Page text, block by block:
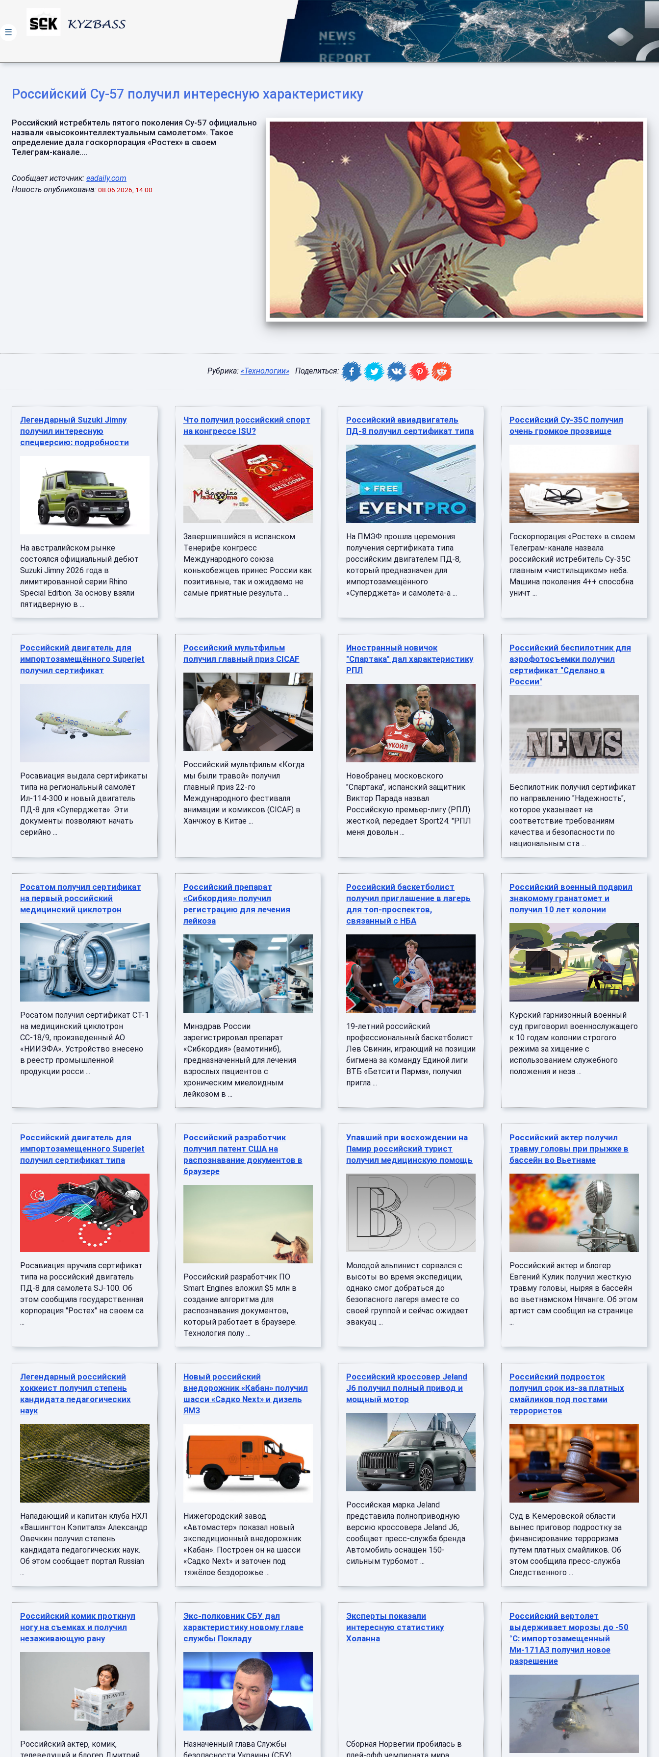
Российский Су-57 получил интересную характеристику
Российский истребитель пятого поколения Су-57 официально
назвали «высокоинтеллектуальным самолетом». Такое
определение дала госкорпорация «Ростех» в своем
Телеграм-канале....
Сообщает источник: eadaily.com
Новость опубликована: 08.06.2026, 14:00
Рубрика: «Технологии» Поделиться:
Легендарный Suzuki Jimny
получил интересную
спецверсию: подробности
На австралийском рынке
состоялся официальный дебют
Suzuki Jimny 2026 года в
лимитированной серии Rhino
Special Edition. За основу взяли
пятидверную в ...
Что получил российский спорт
на конгрессе ISU?
Завершившийся в испанском
Тенерифе конгресс
Международного союза
конькобежцев принес России как
позитивные, так и ожидаемо не
самые приятные результа ...
Российский авиадвигатель
ПД-8 получил сертификат типа
На ПМЭФ прошла церемония
получения сертификата типа
российским двигателем ПД-8,
который предназначен для
импортозамещённого
«Суперджета» и самолёта-а ...
Российский Су-35С получил
очень громкое прозвище
Госкорпорация «Ростех» в своем
Телеграм-канале назвала
российский истребитель Су-35С
главным «чистильщиком» неба.
Машина поколения 4++ способна
уничт ...
Российский двигатель для
импортозамещённого Superjet
получил сертификат
Росавиация выдала сертификаты
типа на региональный самолёт
Ил-114-300 и новый двигатель
ПД-8 для «Суперджета». Эти
документы позволяют начать
серийно ...
Российский мультфильм
получил главный приз CICAF
Российский мультфильм «Когда
мы были травой» получил
главный приз 22-го
Международного фестиваля
анимации и комиксов (CICAF) в
Ханчжоу в Китае ...
Иностранный новичок
"Спартака" дал характеристику
РПЛ
Новобранец московского
"Спартака", испанский защитник
Виктор Парада назвал
Российскую премьер-лигу (РПЛ)
жесткой, передает Sport24. "РПЛ
меня довольн ...
Российский беспилотник для
аэрофотосъемки получил
сертификат "Сделано в
России"
Беспилотник получил сертификат
по направлению "Надежность",
которое указывает на
соответствие требованиям
качества и безопасности по
национальным ста ...
Росатом получил сертификат
на первый российский
медицинский циклотрон
Росатом получил сертификат СТ-1
на медицинский циклотрон
СС-18/9, произведенный АО
«НИИЭФА». Устройство внесено
в реестр промышленной
продукции росси ...
Российский препарат
«Сибкордия» получил
регистрацию для лечения
лейкоза
Минздрав России
зарегистрировал препарат
«Сибкордия» (вамотиниб),
предназначенный для лечения
взрослых пациентов с
хроническим миелоидным
лейкозом в ...
Российский баскетболист
получил приглашение в лагерь
для топ-проспектов,
связанный с НБА
19-летний российский
профессиональный баскетболист
Лев Свинин, играющий на позиции
бигмена за команду Единой лиги
ВТБ «Бетсити Парма», получил
пригла ...
Российский военный подарил
знакомому гранатомет и
получил 10 лет колонии
Курский гарнизонный военный
суд приговорил военнослужащего
к 10 годам колонии строгого
режима за хищение с
использованием служебного
положения и неза ...
Российский двигатель для
импортозамещенного Superjet
получил сертификат типа
Росавиация вручила сертификат
типа на российский двигатель
ПД-8 для самолета SJ-100. Об
этом сообщила государственная
корпорация "Ростех" на своем са
...
Российский разработчик
получил патент США на
распознавание документов в
браузере
Российский разработчик ПО
Smart Engines вложил $5 млн в
создание алгоритма для
распознавания документов,
который работает в браузере.
Технология полу ...
Упавший при восхождении на
Памир российский турист
получил медицинскую помощь
Молодой альпинист сорвался с
высоты во время экспедиции,
однако смог добраться до
безопасного лагеря вместе со
своей группой и сейчас ожидает
эвакуац ...
Российский актер получил
травму головы при прыжке в
бассейн во Вьетнаме
Российский актер и блогер
Евгений Кулик получил жесткую
травму головы, ныряя в бассейн
во вьетнамском Нячанге. Об этом
артист сам сообщил на странице
...
Легендарный российский
хоккеист получил степень
кандидата педагогических
наук
Нападающий и капитан клуба НХЛ
«Вашингтон Кэпиталз» Александр
Овечкин получил степень
кандидата педагогических наук.
Об этом сообщает портал Russian
...
Новый российский
внедорожник «Кабан» получил
шасси «Садко Next» и дизель
ЯМЗ
Нижегородский завод
«Автомастер» показал новый
экспедиционный внедорожник
«Кабан». Построен он на шасси
«Садко Next» и заточен под
тяжёлое бездорожье ...
Российский кроссовер Jeland
J6 получил полный привод и
мощный мотор
Российская марка Jeland
представила полноприводную
версию кроссовера Jeland J6,
сообщает пресс-служба бренда.
Автомобиль оснащен 150-
сильным турбомот ...
Российский подросток
получил срок из-за платных
смайликов под постами
террористов
Суд в Кемеровской области
вынес приговор подростку за
финансирование терроризма
путем платных смайликов. Об
этом сообщила пресс-служба
Следственного ...
Российский комик проткнул
ногу на съемках и получил
незаживающую рану
Российский актер, комик,
Экс-полковник СБУ дал
характеристику новому главе
службы Покладу
Назначенный глава Службы
Эксперты показали
интересную статистику
Холанна
Сборная Норвегии пробилась в
Российский вертолет
выдерживает морозы до -50
°C: импортозамещенный
Ми-171А3 получил новое
разрешение
☰